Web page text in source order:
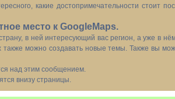
какие достопримечательности стоит
место к GoogleMaps.
в ней интересующий вас регион, а уже в
можно создавать новые темы. Также вы
над этим сообщением.
внизу страницы.